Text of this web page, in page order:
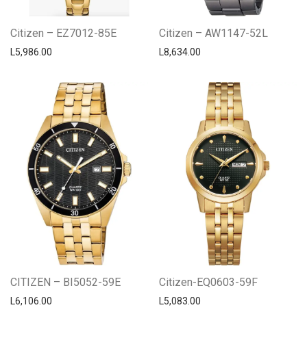
Citizen – EZ7012-85E
L5,986.00
Citizen – AW1147-52L
L8,634.00
CITIZEN – BI5052-59E
L6,106.00
Citizen-EQ0603-59F
L5,083.00